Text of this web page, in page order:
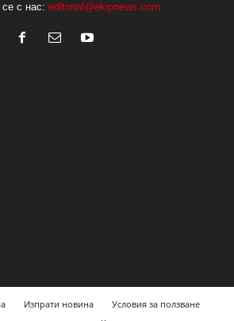
с нас: editorial@ekipnews.com
Изпрати новина
Условия за ползване